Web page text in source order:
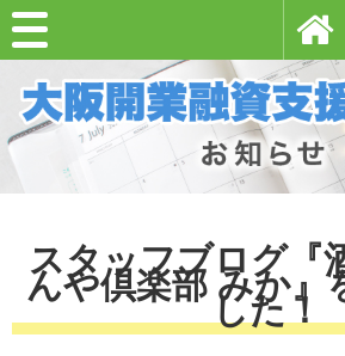
スタッフブログ『
んや倶楽部 みか』
した！